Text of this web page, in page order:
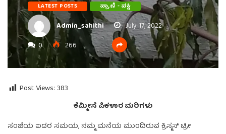
LATEST POSTS ಪ್ರಾಣಿ - ಪಕ್ಷಿ
Admin_sahithi
July 17, 2022
0
266
Post Views: 383
ಕೆಮ್ಮೀಸೆ ಪಿಕಳಾರ ಮರಿಗಳು
ಸಂಜೆಯ ಐದರ ಸಮಯ, ನಮ್ಮ ಮನೆಯ ಮುಂದಿರುವ ಕ್ರಿಸ್ಮಸ್ ಟ್ರೀ